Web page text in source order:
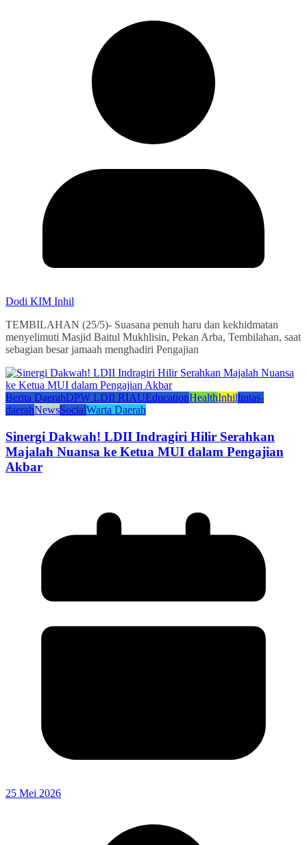
Dodi KIM Inhil
TEMBILAHAN (25/5)- Suasana penuh haru dan kekhidmatan
menyelimuti Masjid Baitul Mukhlisin, Pekan Arba, Tembilahan, saat
sebagian besar jamaah menghadiri Pengajian
Berita DaerahDPW LDII RIAUEducationHealthInhillintas-
daerahNewsSocialWarta Daerah
Sinergi Dakwah! LDII Indragiri Hilir Serahkan
Majalah Nuansa ke Ketua MUI dalam Pengajian
Akbar
25 Mei 2026